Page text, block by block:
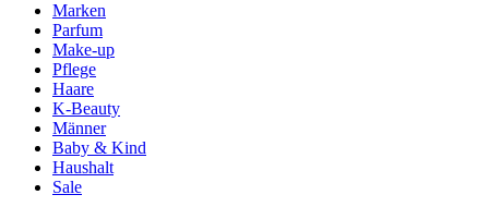
Marken
Parfum
Make-up
Pflege
Haare
K-Beauty
Männer
Baby & Kind
Haushalt
Sale